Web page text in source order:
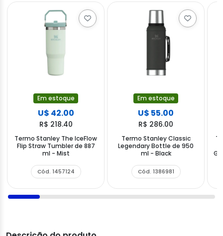
Em estoque
U$ 42.00
R$ 218.40
Termo Stanley The IceFlow
Flip Straw Tumbler de 887
ml - Mist
Cód. 1457124
Em estoque
U$ 55.00
R$ 286.00
Termo Stanley Classic
Legendary Bottle de 950
ml - Black
Cód. 1386981